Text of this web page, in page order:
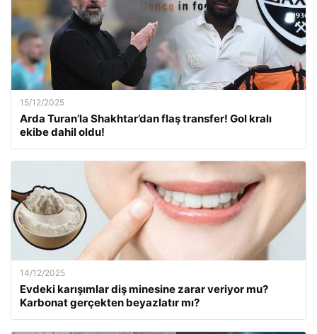
15/12/2025
Arda Turan’la Shakhtar’dan flaş transfer! Gol kralı
ekibe dahil oldu!
14/12/2025
Evdeki karışımlar diş minesine zarar veriyor mu?
Karbonat gerçekten beyazlatır mı?